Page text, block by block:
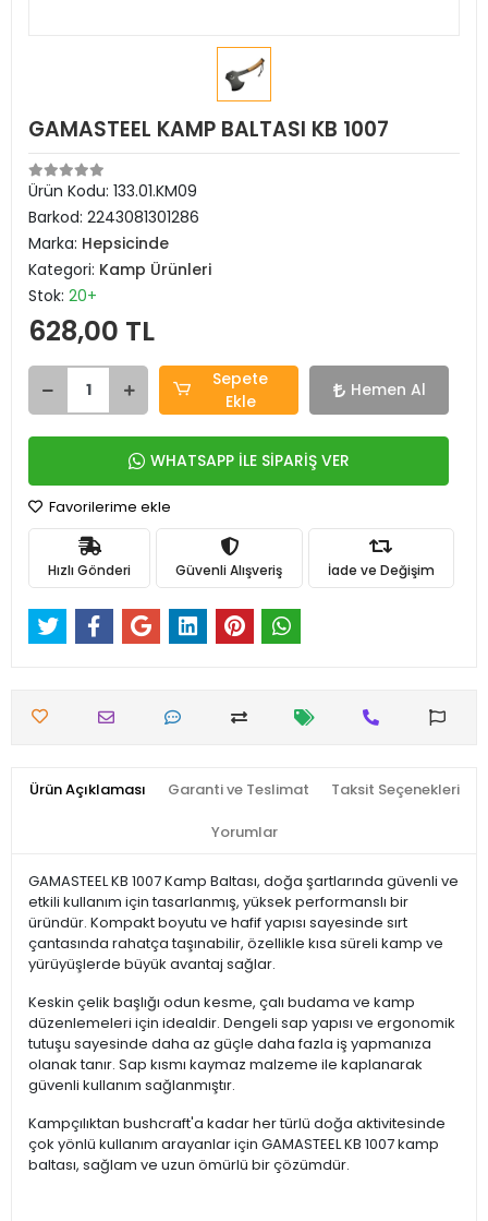
GAMASTEEL KAMP BALTASI KB 1007
Ürün Kodu: 133.01.KM09
Barkod: 2243081301286
Marka: Hepsicinde
Kategori: Kamp Ürünleri
Stok: 20+
628,00 TL
Sepete
Ekle
Hemen Al
WHATSAPP İLE SİPARİŞ VER
Favorilerime ekle
Hızlı Gönderi Güvenli Alışveriş İade ve Değişim
Ürün Açıklaması Garanti ve Teslimat Taksit Seçenekleri
Yorumlar
GAMASTEEL KB 1007 Kamp Baltası, doğa şartlarında güvenli ve
etkili kullanım için tasarlanmış, yüksek performanslı bir
üründür. Kompakt boyutu ve hafif yapısı sayesinde sırt
çantasında rahatça taşınabilir, özellikle kısa süreli kamp ve
yürüyüşlerde büyük avantaj sağlar.
Keskin çelik başlığı odun kesme, çalı budama ve kamp
düzenlemeleri için idealdir. Dengeli sap yapısı ve ergonomik
tutuşu sayesinde daha az güçle daha fazla iş yapmanıza
olanak tanır. Sap kısmı kaymaz malzeme ile kaplanarak
güvenli kullanım sağlanmıştır.
Kampçılıktan bushcraft'a kadar her türlü doğa aktivitesinde
çok yönlü kullanım arayanlar için GAMASTEEL KB 1007 kamp
baltası, sağlam ve uzun ömürlü bir çözümdür.